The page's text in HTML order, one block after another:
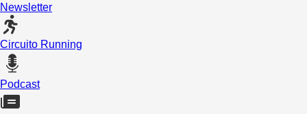
Newsletter
Circuito Running
Podcast